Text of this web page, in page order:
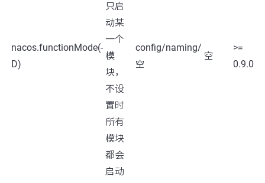
nacos.functionMode(-
D)
只启
动某
一个
模
块，
不设
置时
所有
模块
都会
启动
config/naming/
空
空
>=
0.9.0